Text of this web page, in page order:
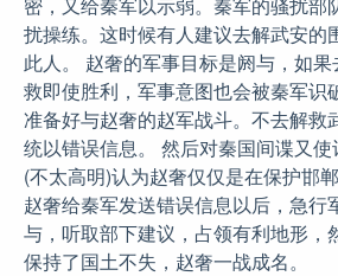
扰操练。这时候有人建议去解武安的
此人。 赵奢的军事目标是阏与，如
救即使胜利，军事意图也会被秦军识
准备好与赵奢的赵军战斗。不去解救
统以错误信息。 然后对秦国间谍又
(不太高明)认为赵奢仅仅是在保护邯
赵奢给秦军发送错误信息以后，急行
与，听取部下建议，占领有利地形，
保持了国土不失，赵奢一战成名。